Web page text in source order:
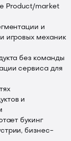
Product/market
и
игровых механик
без команды
сервиса для
и
букинг
бизнес-